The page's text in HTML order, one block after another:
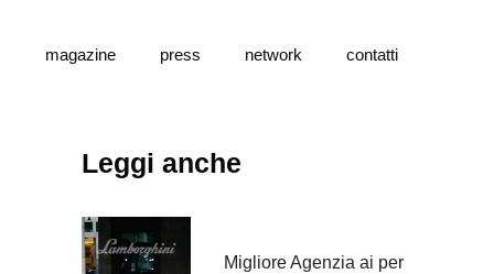
magazine press network contatti
Leggi anche
Migliore Agenzia ai per